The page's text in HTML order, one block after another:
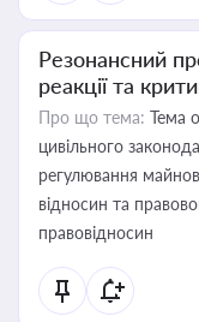
Резонансний
реакції та
Про що тема: Тема
цивільного
регулювання
відносин та
правовідносин